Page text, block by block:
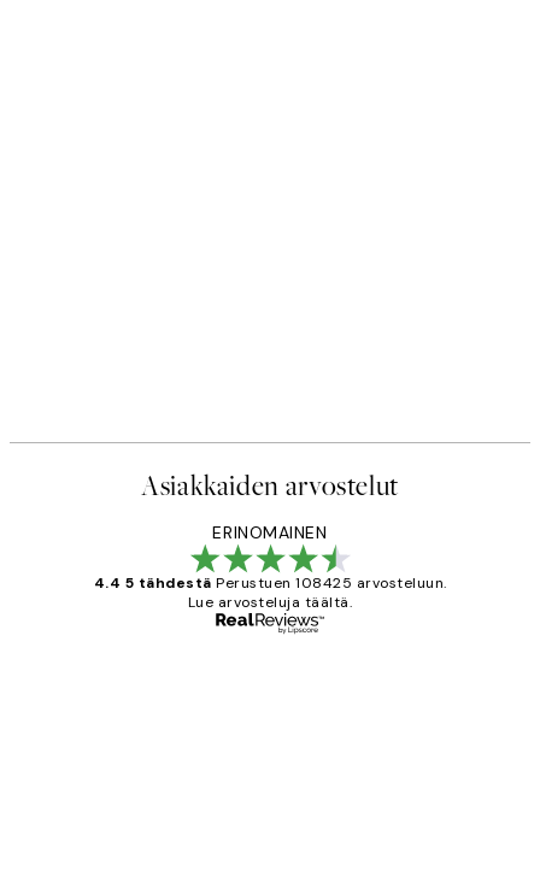
Asiakkaiden arvostelut
ERINOMAINEN
4.4 5 tähdestä Perustuen 108425 arvosteluun.
Lue arvosteluja täältä.